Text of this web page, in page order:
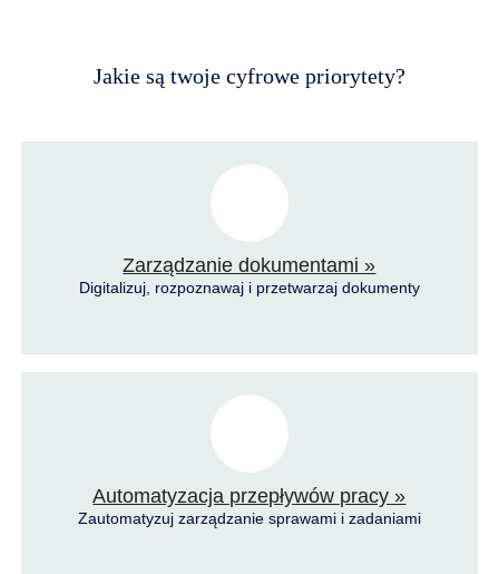
Jakie są twoje cyfrowe priorytety?
Zarządzanie dokumentami »
Digitalizuj, rozpoznawaj i przetwarzaj dokumenty
Automatyzacja przepływów pracy »
Zautomatyzuj zarządzanie sprawami i zadaniami